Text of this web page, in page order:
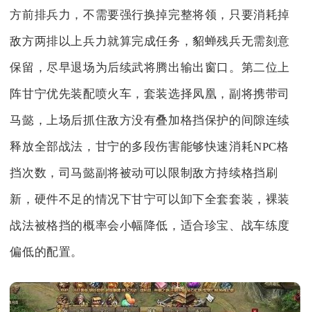
方前排兵力，不需要强行换掉完整将领，只要消耗掉
敌方两排以上兵力就算完成任务，貂蝉残兵无需刻意
保留，尽早退场为后续武将腾出输出窗口。第二位上
阵甘宁优先装配喷火车，套装选择凤凰，副将携带司
马懿，上场后抓住敌方没有叠加格挡保护的间隙连续
释放全部战法，甘宁的多段伤害能够快速消耗NPC格
挡次数，司马懿副将被动可以限制敌方持续格挡刷
新，硬件不足的情况下甘宁可以卸下全套套装，裸装
战法被格挡的概率会小幅降低，适合珍宝、战车练度
偏低的配置。